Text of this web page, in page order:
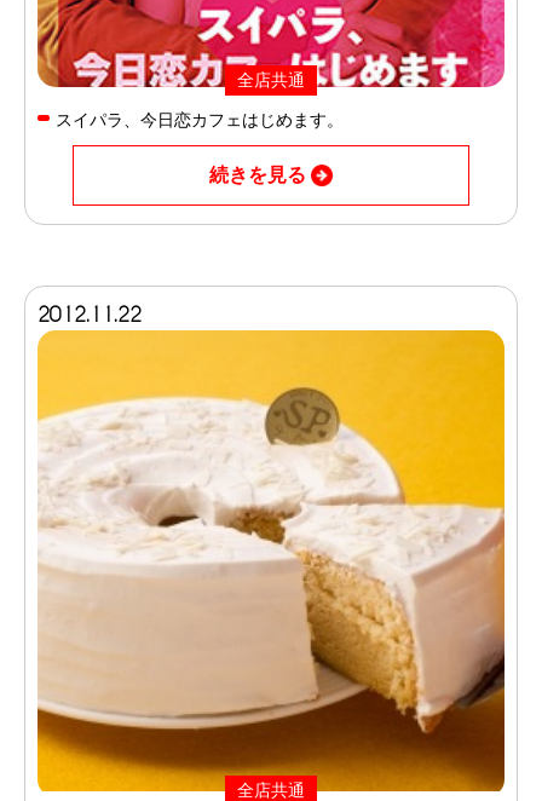
全店共通
スイパラ、今日恋カフェはじめます。
続きを見る
2012.11.22
全店共通